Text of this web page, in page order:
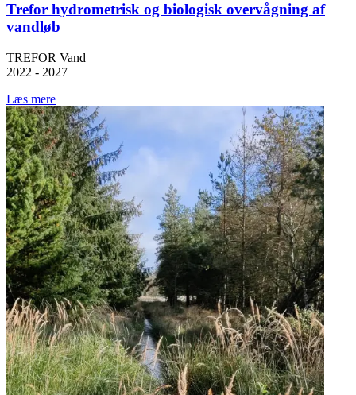
Trefor hydrometrisk og biologisk overvågning af
vandløb
TREFOR Vand
2022 - 2027
Læs mere